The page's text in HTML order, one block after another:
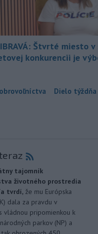
Štvrté miesto
konkurencii je
Dielo týždňa
tajomník
životného prostredia
tvrdí, že mu Európska
dala za pravdu v
vládnou pripomienkou k
parkov (NP) a